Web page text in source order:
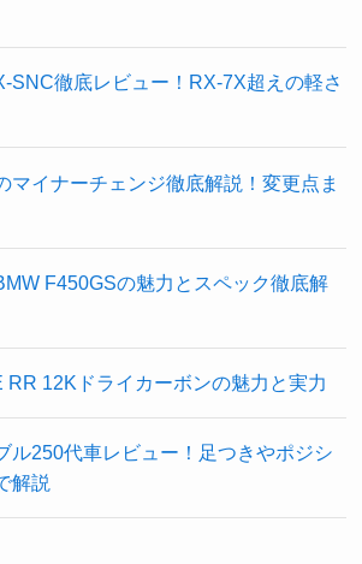
SNC徹底レビュー！RX-7X超えの軽さ
マイナーチェンジ徹底解説！変更点ま
F450GSの魅力とスペック徹底解
RR 12Kドライカーボンの魅力と実力
ル250代車レビュー！足つきやポジシ
解説